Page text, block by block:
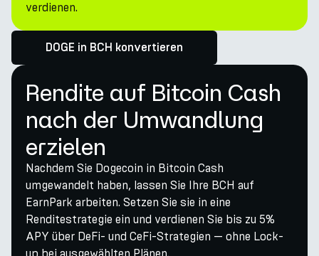
verdienen.
DOGE in BCH konvertieren
Rendite auf Bitcoin Cash
nach der Umwandlung
erzielen
Nachdem Sie Dogecoin in Bitcoin Cash
umgewandelt haben, lassen Sie Ihre BCH auf
EarnPark arbeiten. Setzen Sie sie in eine
Renditestrategie ein und verdienen Sie bis zu 5%
APY über DeFi- und CeFi-Strategien — ohne Lock-